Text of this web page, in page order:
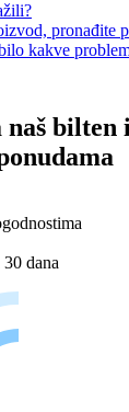
pronađite
kakve
naš
dana